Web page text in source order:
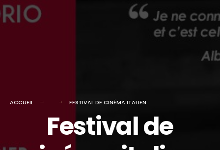
ACCUEIL FESTIVAL DE CINÉMA ITALIEN
Festival de